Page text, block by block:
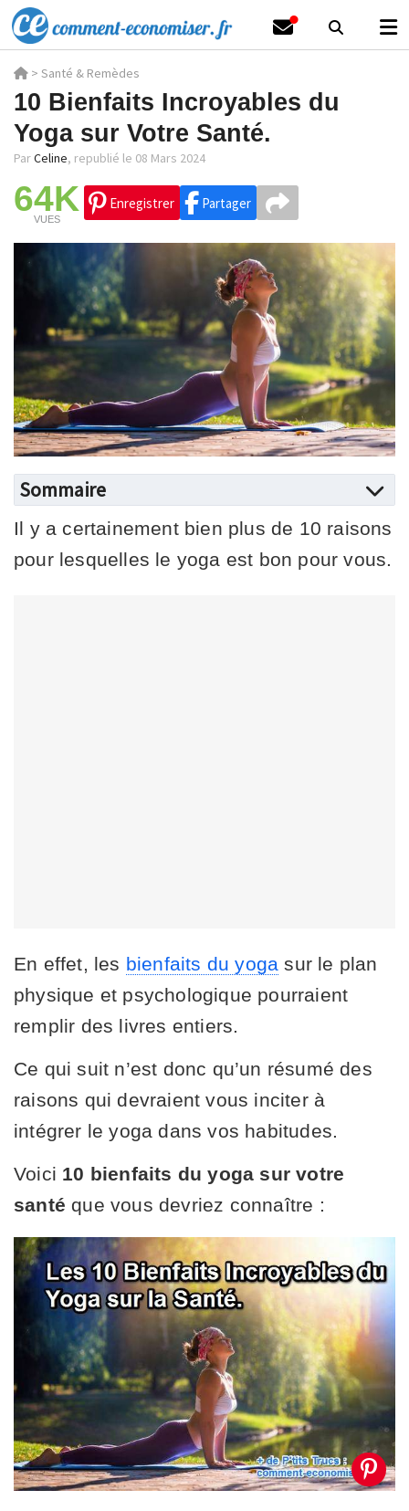
> Santé & Remèdes
10 Bienfaits Incroyables du
Yoga sur Votre Santé.
ParCeline, republié le 08 Mars 2024
64K
VUES
Enregistrer Partager
Sommaire
Il y a certainement bien plus de 10 raisons
pour lesquelles le yoga est bon pour vous.
En effet, les bienfaits du yoga sur le plan
physique et psychologique pourraient
remplir des livres entiers.
Ce qui suit n’est donc qu’un résumé des
raisons qui devraient vous inciter à
intégrer le yoga dans vos habitudes.
Voici 10 bienfaits du yoga sur votre
santé que vous devriez connaître :